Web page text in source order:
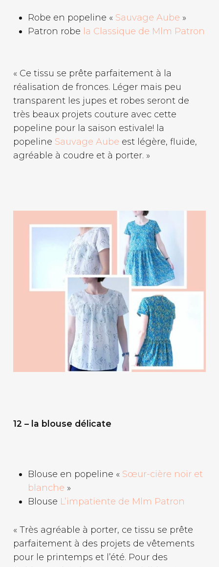
Robe en popeline « Sauvage Aube »
Patron robe la Classique de Mlm Patron
« Ce tissu se prête parfaitement à la
réalisation de fronces. Léger mais peu
transparent les jupes et robes seront de
très beaux projets couture avec cette
popeline pour la saison estivale! la
popeline Sauvage Aube est légère, fluide,
agréable à coudre et à porter. »
12 – la blouse délicate
Blouse en popeline « Sœur-cière noir et
blanche »
Blouse L’impatiente de Mlm Patron
« Très agréable à porter, ce tissu se prête
parfaitement à des projets de vêtements
pour le printemps et l’été. Pour des